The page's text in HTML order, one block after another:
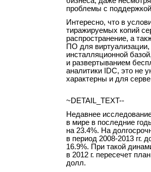
проблемы с
Интересно, что в
тиражируемых копий
распространение, а
ПО для
инсталляционной
и развертыванием
аналитики IDC, это не
характерны и для
~DETAIL_TEXT--
Недавнее
в мире в последние
на 23.4%. На
в период 2008-2013 гг.
16.9%. При такой
в 2012 г. пересечет
долл.